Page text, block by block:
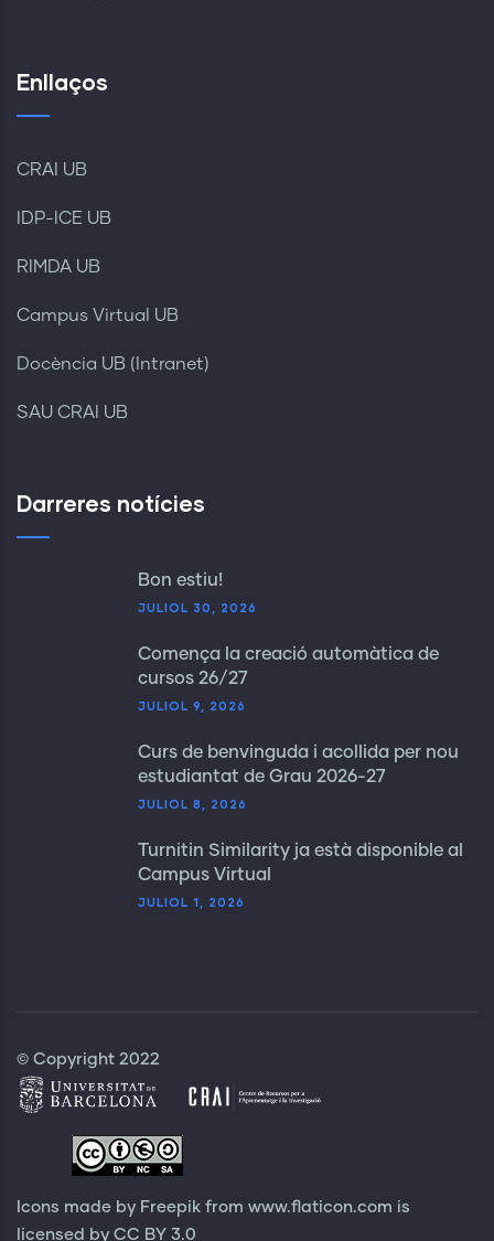
Enllaços
CRAI UB
IDP-ICE UB
RIMDA UB
Campus Virtual UB
Docència UB (Intranet)
SAU CRAI UB
Darreres notícies
Bon estiu!
JULIOL 30, 2026
Comença la creació automàtica de
cursos 26/27
JULIOL 9, 2026
Curs de benvinguda i acollida per nou
estudiantat de Grau 2026-27
JULIOL 8, 2026
Turnitin Similarity ja està disponible al
Campus Virtual
JULIOL 1, 2026
© Copyright 2022
Icons made by Freepik from www.flaticon.com is
licensed by CC BY 3.0